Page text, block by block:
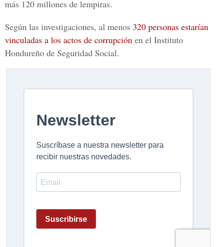
más 120 millones de lempiras.
Según las investigaciones, al menos 320 personas estarían
vinculadas a los actos de corrupción en el Instituto
Hondureño de Seguridad Social.